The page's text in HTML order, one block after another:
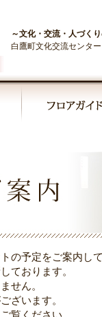
～文化・交流・人づく
白鷹町文化交流センタ
の予定をご案内し
ております。
せん。
ざいます。
覧ください